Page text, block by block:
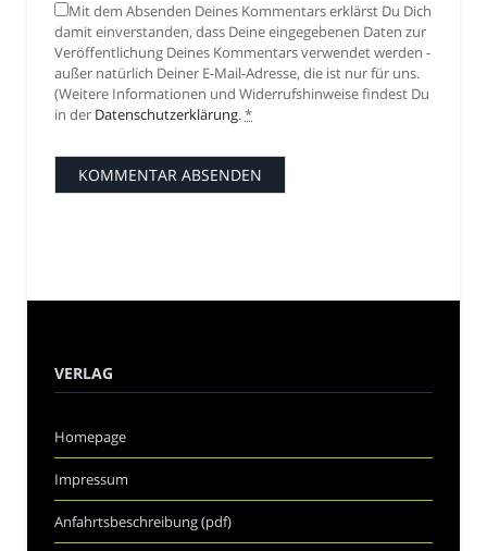
Mit dem Absenden Deines Kommentars erklärst Du Dich
damit einverstanden, dass Deine eingegebenen Daten zur
Veröffentlichung Deines Kommentars verwendet werden -
außer natürlich Deiner E-Mail-Adresse, die ist nur für uns.
(Weitere Informationen und Widerrufshinweise findest Du
in der Datenschutzerklärung.*
VERLAG
Homepage
Impressum
Anfahrtsbeschreibung (pdf)